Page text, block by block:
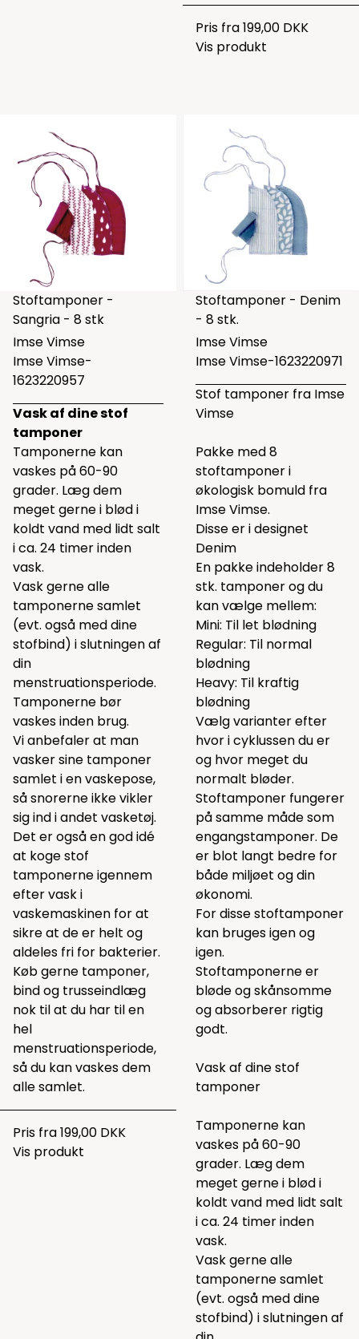
Pris fra199,00 DKK
Vis produkt
Stoftamponer -
Sangria - 8 stk
Imse Vimse
Imse Vimse-
1623220957
Vask af dine stof
tamponer
Tamponerne kan
vaskes på 60-90
grader. Læg dem
meget gerne i blød i
koldt vand med lidt salt
i ca. 24 timer inden
vask.
Vask gerne alle
tamponerne samlet
(evt. også med dine
stofbind) i slutningen af
din
menstruationsperiode.
Tamponerne bør
vaskes inden brug.
Vi anbefaler at man
vasker sine tamponer
samlet i envaskepose,
så snorerne ikke vikler
sig ind i andet vasketøj.
Det er også en god idé
at koge stof
tamponerne igennem
efter vask i
vaskemaskinen for at
sikre at de er helt og
aldeles fri for bakterier.
Køb gerne tamponer,
bind og trusseindlæg
nok til at du har til en
hel
menstruationsperiode,
så du kan vaskes dem
alle samlet.
Pris fra199,00 DKK
Vis produkt
Stoftamponer - Denim
- 8 stk.
Imse Vimse
Imse Vimse-1623220971
Stof tamponer fra Imse
Vimse
Pakke med 8
stoftamponer i
økologisk bomuld fra
Imse Vimse.
Disse er i designet
Denim
En pakke indeholder 8
stk. tamponer og du
kan vælge mellem:
Mini: Til let blødning
Regular: Til normal
blødning
Heavy: Til kraftig
blødning
Vælg varianter efter
hvor i cyklussen du er
og hvor meget du
normalt bløder.
Stoftamponer fungerer
på samme måde som
engangstamponer. De
er blot langt bedre for
både miljøet og din
økonomi.
For disse stoftamponer
kan bruges igen og
igen.
Stoftamponerne er
bløde og skånsomme
og absorberer rigtig
godt.
Vask af dine stof
tamponer
Tamponerne kan
vaskes på 60-90
grader. Læg dem
meget gerne i blød i
koldt vand med lidt salt
i ca. 24 timer inden
vask.
Vask gerne alle
tamponerne samlet
(evt. også med dine
stofbind) i slutningen af